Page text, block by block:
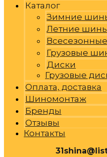
Каталог
Зимние
Летние
Грузовые
Диски
Грузовые
Оплата, доставка
Шиномонтаж
Бренды
Отзывы
Контакты